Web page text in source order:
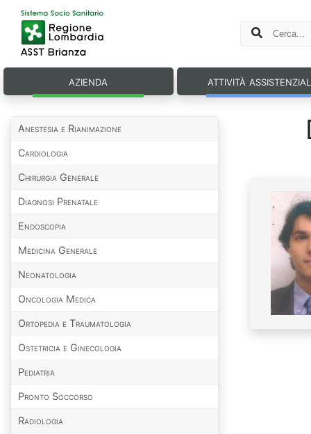
azienda attività
Anestesia e Rianimazione
Cardiologia
Chirurgia Generale
Diagnosi Prenatale
Endoscopia
Medicina Generale
Neonatologia
Oncologia Medica
Ortopedia e Traumatologia
Ostetricia e Ginecologia
Pediatria
Pronto Soccorso
Radiologia